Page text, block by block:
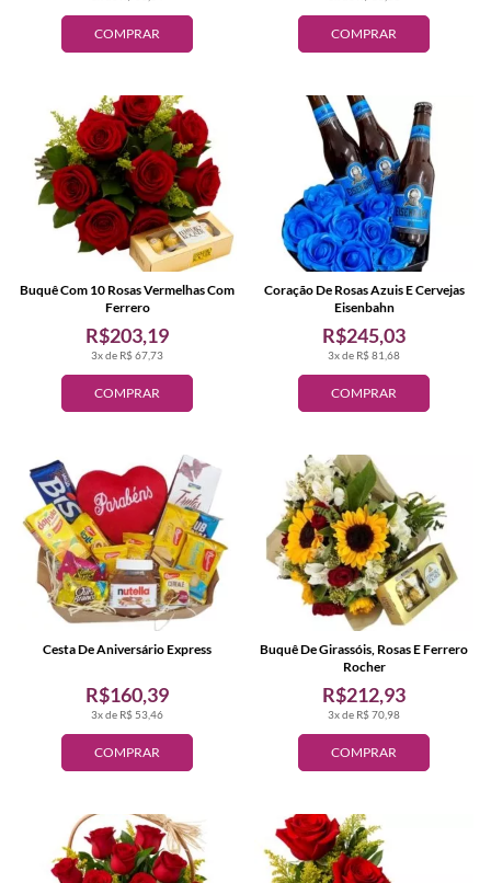
COMPRAR COMPRAR
COMPRAR
3x de R$ 67,73
R$203,19
Buquê Com 10 Rosas Vermelhas Com
Ferrero
COMPRAR
3x de R$ 81,68
R$245,03
Coração De Rosas Azuis E Cervejas
Eisenbahn
COMPRAR
3x de R$ 53,46
R$160,39
Cesta De Aniversário Express
COMPRAR
3x de R$ 70,98
R$212,93
Buquê De Girassóis, Rosas E Ferrero
Rocher